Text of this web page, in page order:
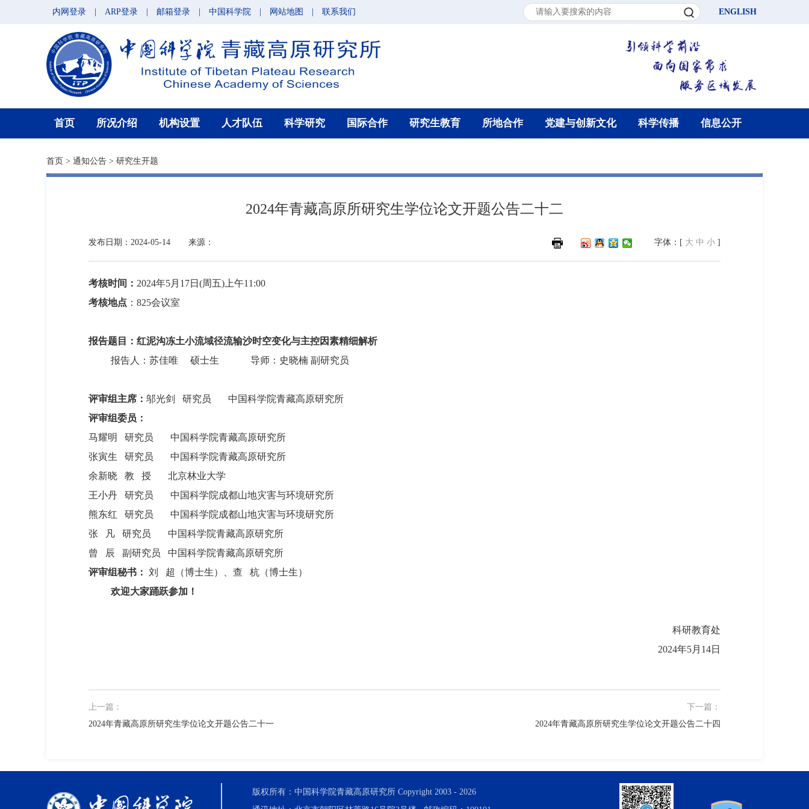
内网登录 ARP登录 邮箱登录 中国科学院 网站地图 联系我们 ENGLISH
首页 所况介绍 机构设置 人才队伍 科学研究 国际合作 研究生教育 所地合作 党建与创新文化 科学传播 信息公开
首页 > 通知公告 > 研究生开题
2024年青藏高原所研究生学位论文开题公告二十二
发布日期：2024-05-14 来源： 字体：[ 大 中 小 ]
考核时间： 2024年5月17日(周五)上午11:00
考核地点 ：825会议室
报告题目：红泥沟冻土小流域径流输沙时空变化与主控因素精细解析
报告人：苏佳唯 硕士生 导师：史晓楠 副研究员
评审组主席： 邬光剑 研究员 中国科学院青藏高原研究所
评审组委员：
马耀明 研究员 中国科学院青藏高原研究所
张寅生 研究员 中国科学院青藏高原研究所
余新晓 教 授 北京林业大学
王小丹 研究员 中国科学院成都山地灾害与环境研究所
熊东红 研究员 中国科学院成都山地灾害与环境研究所
张 凡 研究员 中国科学院青藏高原研究所
曾 辰 副研究员 中国科学院青藏高原研究所
评审组秘书： 刘 超（博士生）、查 杭（博士生）
欢迎大家踊跃参加！
科研教育处
2024年5月14日
上一篇：
2024年青藏高原所研究生学位论文开题公告二十一
下一篇：
2024年青藏高原所研究生学位论文开题公告二十四
版权所有：中国科学院青藏高原研究所 Copyright 2003 - 2026